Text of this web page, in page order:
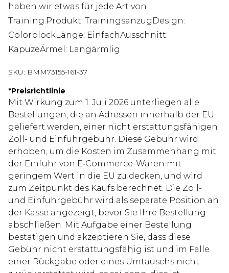
haben wir etwas für jede Art von
Training.Produkt: TrainingsanzugDesign:
ColorblockLänge: EinfachAusschnitt:
KapuzeÄrmel: Langärmlig
SKU: BMM73155-161-37
*Preisrichtlinie
Mit Wirkung zum 1. Juli 2026 unterliegen alle
Bestellungen, die an Adressen innerhalb der EU
geliefert werden, einer nicht erstattungsfähigen
Zoll- und Einfuhrgebühr. Diese Gebühr wird
erhoben, um die Kosten im Zusammenhang mit
der Einfuhr von E‑Commerce-Waren mit
geringem Wert in die EU zu decken, und wird
zum Zeitpunkt des Kaufs berechnet. Die Zoll-
und Einfuhrgebühr wird als separate Position an
der Kasse angezeigt, bevor Sie Ihre Bestellung
abschließen. Mit Aufgabe einer Bestellung
bestätigen und akzeptieren Sie, dass diese
Gebühr nicht erstattungsfähig ist und im Falle
einer Rückgabe oder eines Umtauschs nicht